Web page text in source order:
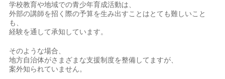
学校教育や地域での青少年育成活動は、
外部の講師を招く際の予算を生み出すことはとても難しいこと
も、
経験を通して承知しています。
そのような場合、
地方自治体がさまざまな支援制度を整備してますが、
案外知られていません。